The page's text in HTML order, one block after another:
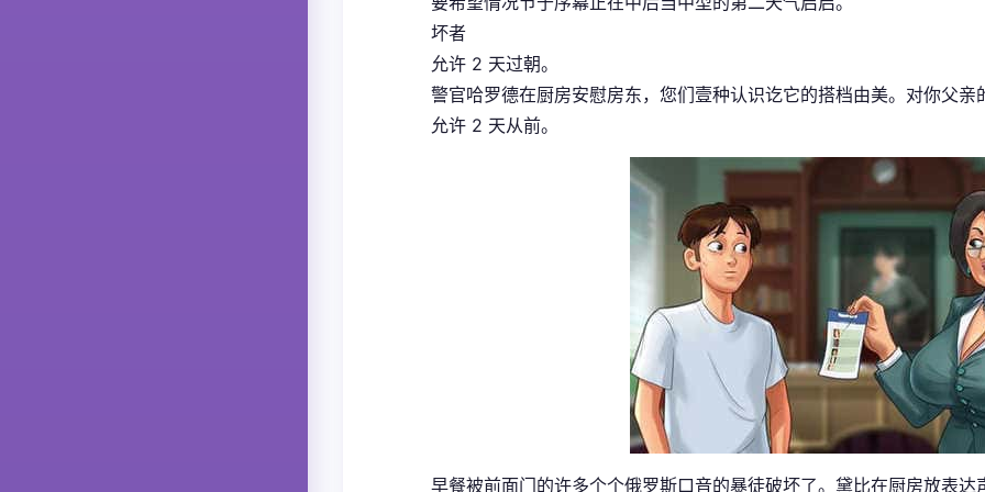
坏者
允许 2 天过朝。
警官哈罗德在厨房安慰房东，您们壹种认识讫它的搭档由美。对你父
允许 2 天从前。
早餐被前面门的许多个个俄罗斯口音的暴徒破坏了。黛比在厨房放表